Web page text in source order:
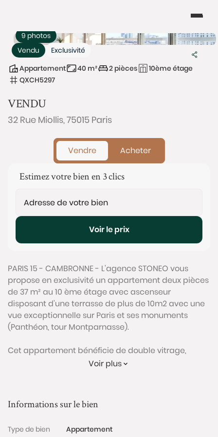
Vendu Exclusivité
9 photos
Appartement 40 m² 2 pièces
10ème étage
QXCH5297
VENDU
32 Rue Miollis, 75015 Paris
Vendre Acheter
Estimez votre bien en 3 clics
Voir le prix
PARIS 15 - CAMBRONNE - L'agence STONEO vous
propose en exclusivité un appartement deux pièces
de 37 m² au 10 ème étage avec ascenseur
disposant d'une terrasse de plus de 10m2 avec une
vue exceptionnelle sur Paris et ses monuments
(Panthéon, tour Montparnasse).
Cet appartement bénéficie de double vitrage,
volets électriques, électricité aux normes et d'une
en bon état, une chambre et d'un très grand
parking complètent ce bien.
Voir plus
Informations sur le bien
Type de bien
Appartement